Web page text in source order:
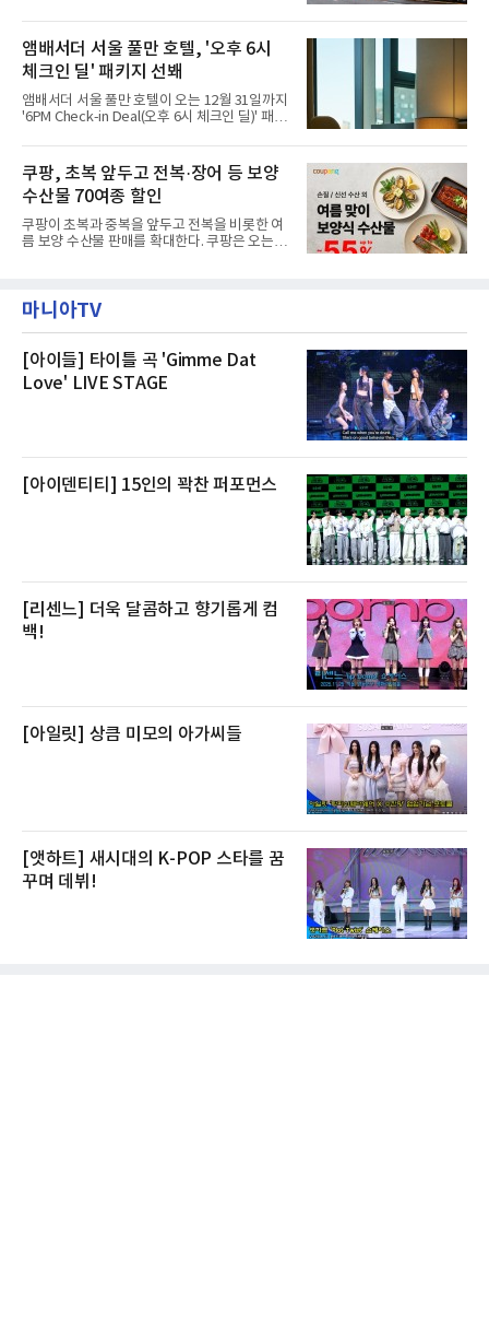
민들의 호응 속에 CFS는 즉시 행동에 나섰다. 지
난 28일 오후 전문 청소업체와
에 대해서는 외부 화재 연기 유입이라고 설명했
고, 2023년 같은 물류센터에서 발생한 화재에
대해서도 쿠팡 입주 전 공사 과정에서 벌어진 일
이라며 선을 그었다.쿠팡은 21일 인천 물류센터
내부에서 불이 타는 냄새가 났다는 의혹과 관련
해 “사실무근”이라는 입장을 밝혔다.회사 측은
“인근에서 지난 15일 다른 회사에서 발생한 대
것으로 확인됐다”고 설명했다.이어 “정확한 화
재 원인은 추후 조사될
앰배서더 서울 풀만 호텔, '오후 6시
체크인 딜' 패키지 선봬
앰배서더 서울 풀만 호텔이 오는 12월 31일까지
'6PM Check-in Deal(오후 6시 체크인 딜)' 패키
으로 여유로운 저녁 시간부터 호텔 스테이를 시
작할 수 있도록 준비됐다.앰배서더 서울 풀만 호
텔 측은 “퇴근 후 또는 주말 도심 속에서 짧지만
온전한 휴식을 원하는 고객들에게 특별한 경험
을 제공한다”고 밝혔다.패키지는 디럭스와 이그
제큐티브 두 가지 타입으로 구성된다. 디럭스 패
키지는 객실 1박(룸 온리)으로 심플한 호캉스를
스 센터 사우나 2인 이용 혜택이 포함된다.특히
클럽 앰배서더 라운지
쿠팡, 초복 앞두고 전복·장어 등 보양
수산물 70여종 할인
쿠팡이 초복과 중복을 앞두고 전복을 비롯한 여
름 보양 수산물 판매를 확대한다. 쿠팡은 오는
우 등이 포함됐다. 쿠팡은 올해 큰 크기의 전복
생산량이 늘어난 점을 반영해 주요 산지 상품을
전복은 산지에서 채취한 뒤 전국으로 직송되는
방식으로 운영된다. 신선도가 중요한 상품인 만
큼 이르면 다음 날 오전 배송이 가능하도록 물류
마니아TV
[아이들] 타이틀 곡 'Gimme Dat
Love' LIVE STAGE
[아이덴티티] 15인의 꽉찬 퍼포먼스
[리센느] 더욱 달콤하고 향기롭게 컴
백!
[아일릿] 상큼 미모의 아가씨들
[앳하트] 새시대의 K-POP 스타를 꿈
꾸며 데뷔!